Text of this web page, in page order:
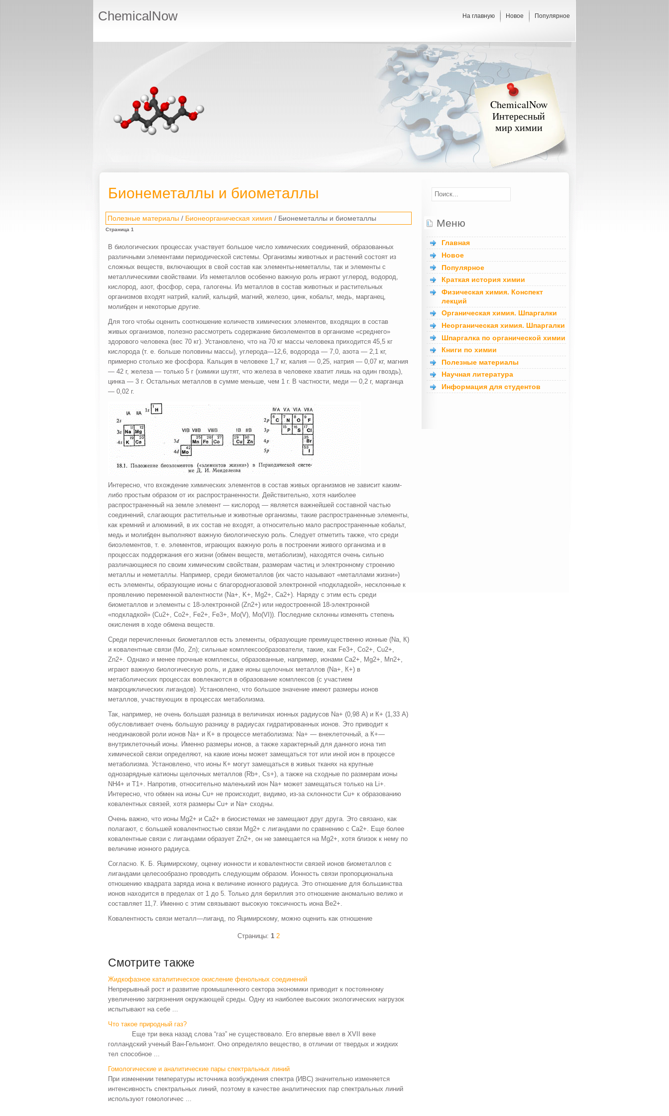
ChemicalNow На главную Новое Популярное
ChemicalNow
Интересный
мир химии
Бионеметаллы и биометаллы
Полезные материалы / Бионеорганическая химия / Бионеметаллы и биометаллы
Страница 1
В биологических процессах участвует большое число химических соединений, образованных
различными элементами периодической си­стемы. Организмы животных и растений состоят из
сложных веществ, включающих в свой состав как элементы-неметаллы, так и элементы с
металлическими свойствами. Из неметаллов особенно важную роль играют углерод, водород,
кислород, азот, фосфор, сера, галогены. Из металлов в состав животных и растительных
организмов входят нат­рий, калий, кальций, магний, железо, цинк, кобальт, медь, марганец,
молибден и некоторые другие.
Для того чтобы оценить соотношение количеств химических эле­ментов, входящих в состав
живых организмов, полезно рассмотреть содержание биоэлементов в организме «среднего»
здорового человека (вес 70 кг). Установлено, что на 70 кг массы человека приходится 45,5 кг
кислорода (т. е. больше половины массы), углерода—12,6, водорода — 7,0, азота — 2,1 кг,
примерно столько же фосфора. Каль­ция в человеке 1,7 кг, калия — 0,25, натрия — 0,07 кг, магния
— 42 г, железа — только 5 г (химики шутят, что железа в человеке хватит лишь на один гвоздь),
цинка — 3 г. Остальных металлов в сумме мень­ше, чем 1 г. В частности, меди — 0,2 г, марганца
— 0,02 г.
Интересно, что вхождение химических элементов в состав живых организмов не зависит каким-
либо простым образом от их распростра­ненности. Действительно, хотя наиболее
распространенный на земле элемент — кислород — является важнейшей составной частью
соедине­ний, слагающих растительные и животные организмы, такие распрост­раненные элементы,
как кремний и алюминий, в их состав не входят, а относительно мало распространенные кобальт,
медь и молибден вы­полняют важную биологическую роль. Следует отметить также, что среди
биоэлементов, т. е. элементов, играющих важную роль в по­строении живого организма и в
процессах поддержания его жизни (обмен веществ, метаболизм), находятся очень сильно
различающиеся по своим химическим свойствам, размерам частиц и электронному строению
металлы и неметаллы. Например, среди биометаллов (их часто называют «металлами жизни»)
есть элементы, образующие ионы с благородногазовой электронной «подкладкой», несклонные к
прояв­лению переменной валентности (Na+, K+, Mg2+, Са2+). Наряду с этим есть среди
биометаллов и элементы с 18-электронной (Zn2+) или не­достроенной 18-электронной
«подкладкой» (Cu2+, Co2+, Fe2+, Fe3+, Mo(V), Mo(VI)). Последние склонны изменять степень
окисления в ходе обмена веществ.
Среди перечисленных биометаллов есть элементы, образующие преимущественно ионные (Na, К)
и ковалентные связи (Mo, Zn); силь­ные комплексообразователи, такие, как Fe3+, Co2+, Cu2+,
Zn2+. Однако и менее прочные комплексы, образованные, например, ионами Са2+, Mg2+, Mn2+,
играют важную биологическую роль, и даже ионы щелоч­ных металлов (Na+, К+) в
метаболических процессах вовлекаются в образование комплексов (с участием
макроциклических лигандов). Установлено, что большое значение имеют размеры ионов
металлов, участвующих в процессах метаболизма.
Так, например, не очень большая разница в величинах ионных радиусов Na+ (0,98 А) и К+ (1,33 А)
обусловливает очень большую разницу в радиусах гидратированных ионов. Это приводит к
неодина­ковой роли ионов Na+ и К+ в процессе метаболизма: Na+ — внекле­точный, а К+—
внутриклеточный ионы. Именно размеры ионов, а так­же характерный для данного иона тип
химической связи определяют, на какие ионы может замещаться тот или иной ион в процессе
мета­болизма. Установлено, что ионы К+ могут замещаться в живых тканях на крупные
однозарядные катионы щелочных металлов (Rb+, Cs+), а также на сходные по размерам ионы
NH4+ и Т1+. Напротив, относи­тельно маленький ион Na+ может замещаться только на Li+.
Интерес­но, что обмен на ионы Cu+ не происходит, видимо, из-за склонности Cu+ к образованию
ковалентных связей, хотя размеры Cu+ и Na+ сходны.
Очень важно, что ионы Mg2+ и Са2+ в биосистемах не замещают друг друга. Это связано, как
полагают, с большей ковалентностью связи Mg2+ с лигандами по сравнению с Са2+. Еще более
ковалентные связи с лигандами образует Zn2+, он не замещается на Mg2+, хотя близок к нему по
величине ионного радиуса.
Согласно. К. Б. Яцимирскому, оценку ионности и ковалентности связей ионов биометаллов с
лигандами целесообразно проводить сле­дующим образом. Ионность связи пропорциональна
отношению квад­рата заряда иона к величине ионного радиуса. Это отношение для большинства
ионов находится в пределах от 1 до 5. Только для бе­риллия это отношение аномально велико и
составляет 11,7. Именно с этим связывают высокую токсичность иона Ве2+.
Ковалентность связи металл—лиганд, по Яцимирскому, можно оценить как отношение
Страницы: 1 2
Смотрите также
Жидкофазное каталитическое окисление фенольных соединений
Непрерывный рост и развитие промышленного сектора экономики приводит к постоянному
увеличению загрязнения окружающей среды. Одну из наиболее высоких экологических нагрузок
испытывают на себе ...
Что такое природный газ?
Еще три века назад слова “газ” не существовало. Его впервые ввел в XVII веке
голландский ученый Ван-Гельмонт. Оно определяло вещество, в отличии от твердых и жидких
тел способное ...
Гомологические и аналитические пары спектральных линий
При изменении температуры источника возбуждения спектра (ИВС) значительно изменяется
интенсивность спектральных линий, поэтому в качестве аналитических пар спектральных линий
используют гомологичес ...
Меню
Главная
Новое
Популярное
Краткая история химии
Физическая химия. Конспект
лекций
Органическая химия. Шпаргалки
Неорганическая химия. Шпаргалки
Шпаргалка по органической химии
Книги по химии
Полезные материалы
Научная литература
Информация для студентов